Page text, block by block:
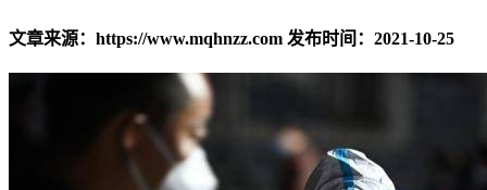
文章来源：https://www.mqhnzz.com 发布时间：2021-10-25